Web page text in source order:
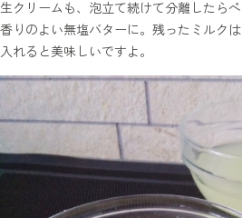
生クリームも、泡立て続けて分離したらペ
香りのよい無塩バターに。残ったミルク
入れると美味しいですよ。